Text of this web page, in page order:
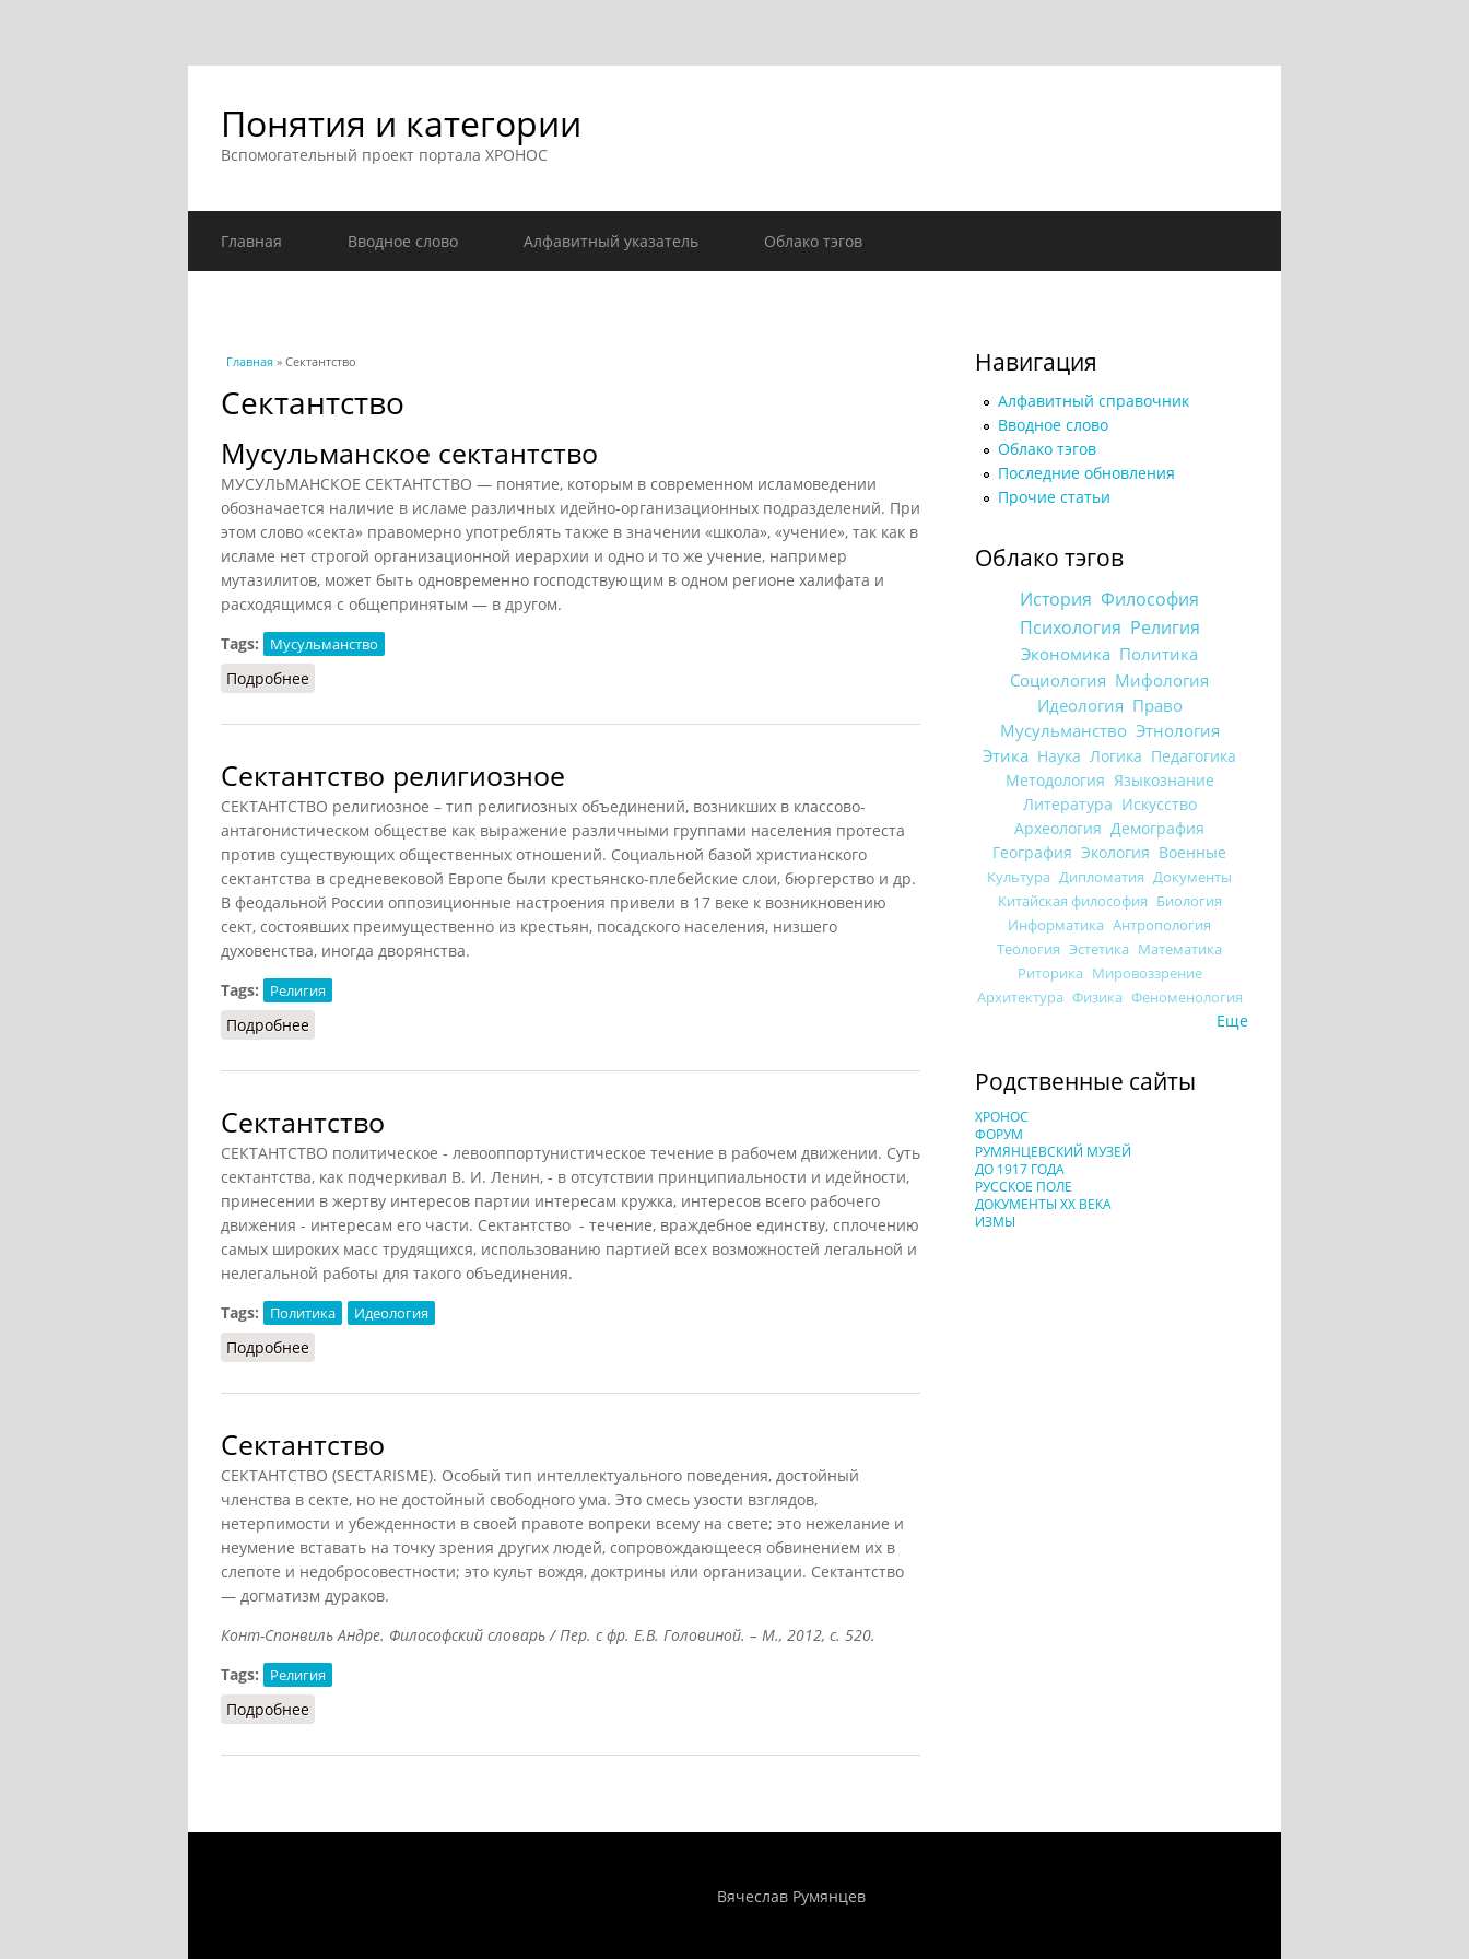
Понятия и категории
Вспомогательный проект портала ХРОНОС
Главная Вводное слово Алфавитный указатель Облако тэгов
Вы здесь
Главная » Сектантство
Сектантство
Мусульманское сектантство
МУСУЛЬМАНСКОЕ СЕКТАНТСТВО — понятие, которым в современном исламоведении
обозначается наличие в исламе различных идейно-организационных подразделений. При
этом слово «секта» правомерно употреблять также в значении «школа», «учение», так как в
исламе нет строгой организационной иерархии и одно и то же учение, например
мутазилитов, может быть одновременно господствующим в одном регионе халифата и
расходящимся с общепринятым — в другом.
Tags:
Мусульманство
Подробнее
Сектантство религиозное
СЕКТАНТСТВО религиозное – тип религиозных объединений, возникших в классово-
антагонистическом обществе как выражение различными группами населения протеста
против существующих общественных отношений. Социальной базой христианского
сектантства в средневековой Европе были крестьянско-плебейские слои, бюргерство и др.
В феодальной России оппозиционные настроения привели в 17 веке к возникновению
сект, состоявших преимущественно из крестьян, посадского населения, низшего
духовенства, иногда дворянства.
Tags:
Религия
Подробнее
Сектантство
СЕКТАНТСТВО политическое - левооппортунистическое течение в рабочем движении. Суть
сектантства, как подчеркивал В. И. Ленин, - в отсутствии принципиальности и идейности,
принесении в жертву интересов партии интересам кружка, интересов всего рабочего
движения - интересам его части. Сектантство - течение, враждебное единству, сплочению
самых широких масс трудящихся, использованию партией всех возможностей легальной и
нелегальной работы для такого объединения.
Tags:
Политика Идеология
Подробнее
Сектантство
СЕКТАНТСТВО (SECTARISME). Особый тип интеллектуального поведения, достойный
членства в секте, но не достойный свободного ума. Это смесь узости взглядов,
нетерпимости и убежденности в своей правоте вопреки всему на свете; это нежелание и
неумение вставать на точку зрения других людей, сопровождающееся обвинением их в
слепоте и недобросовестности; это культ вождя, доктрины или организации. Сектантство
— догматизм дураков.
Конт-Спонвиль Андре. Философский словарь / Пер. с фр. Е.В. Головиной. – М., 2012, с. 520.
Tags:
Религия
Подробнее
Навигация
Алфавитный справочник
Вводное слово
Облако тэгов
Последние обновления
Прочие статьи
Облако тэгов
История Философия
Психология Религия
Экономика Политика
Социология Мифология
Идеология Право
Мусульманство Этнология
Этика Наука Логика Педагогика
Методология Языкознание
Литература Искусство
Археология Демография
География Экология Военные
Культура Дипломатия Документы
Китайская философия Биология
Информатика Антропология
Теология Эстетика Математика
Риторика Мировоззрение
Архитектура Физика Феноменология
Еще
Родственные сайты
ХРОНОС
ФОРУМ
РУМЯНЦЕВСКИЙ МУЗЕЙ
ДО 1917 ГОДА
РУССКОЕ ПОЛЕ
ДОКУМЕНТЫ XX ВЕКА
ИЗМЫ
Вячеслав Румянцев